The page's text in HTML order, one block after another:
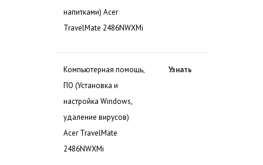
напитками) Acer
TravelMate 2486NWXMi
Компьютерная помощь,
ПО (Установка и
настройка Windows,
удаление вирусов)
Acer TravelMate
2486NWXMi
Узнать